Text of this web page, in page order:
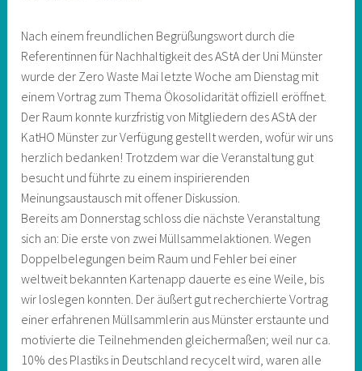
Nach einem freundlichen Begrüßungswort durch die
Referentinnen für Nachhaltigkeit des AStA der Uni Münster
wurde der Zero Waste Mai letzte Woche am Dienstag mit
einem Vortrag zum Thema Ökosolidarität offiziell eröffnet.
Der Raum konnte kurzfristig von Mitgliedern des AStA der
KatHO Münster zur Verfügung gestellt werden, wofür wir uns
herzlich bedanken! Trotzdem war die Veranstaltung gut
besucht und führte zu einem inspirierenden
Meinungsaustausch mit offener Diskussion.
Bereits am Donnerstag schloss die nächste Veranstaltung
sich an: Die erste von zwei Müllsammelaktionen. Wegen
Doppelbelegungen beim Raum und Fehler bei einer
weltweit bekannten Kartenapp dauerte es eine Weile, bis
wir loslegen konnten. Der äußert gut recherchierte Vortrag
einer erfahrenen Müllsammlerin aus Münster erstaunte und
motivierte die Teilnehmenden gleichermaßen; weil nur ca.
10% des Plastiks in Deutschland recycelt wird, waren alle